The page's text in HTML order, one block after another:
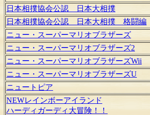
日本相撲協会公認 日本大相撲
日本相撲協会公認 日本大相撲 格闘編
ニュー・スーパーマリオブラザーズ
ニュー・スーパーマリオブラザーズ2
ニュー・スーパーマリオブラザーズWii
ニュー・スーパーマリオブラザーズU
ニュートピア
NEWレインボーアイランド
ハーディガーディ大冒険！！